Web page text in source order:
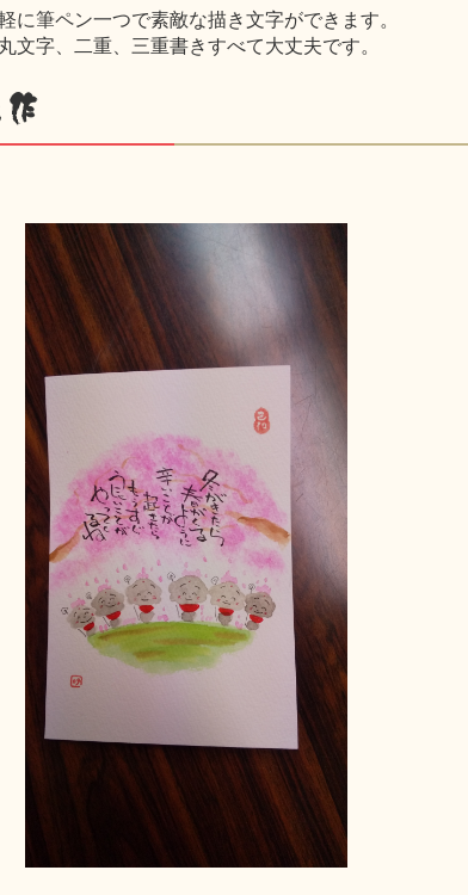
に筆ペン一つで素敵な描き文字ができます。
文字、二重、三重書きすべて大丈夫です。